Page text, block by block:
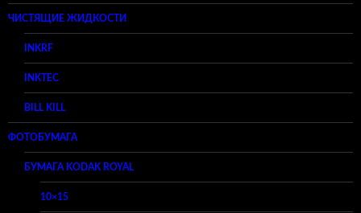
ЧИСТЯЩИЕ ЖИДКОСТИ
INKRF
INKTEC
BILL KILL
ФОТОБУМАГА
БУМАГА KODAK ROYAL
10×15